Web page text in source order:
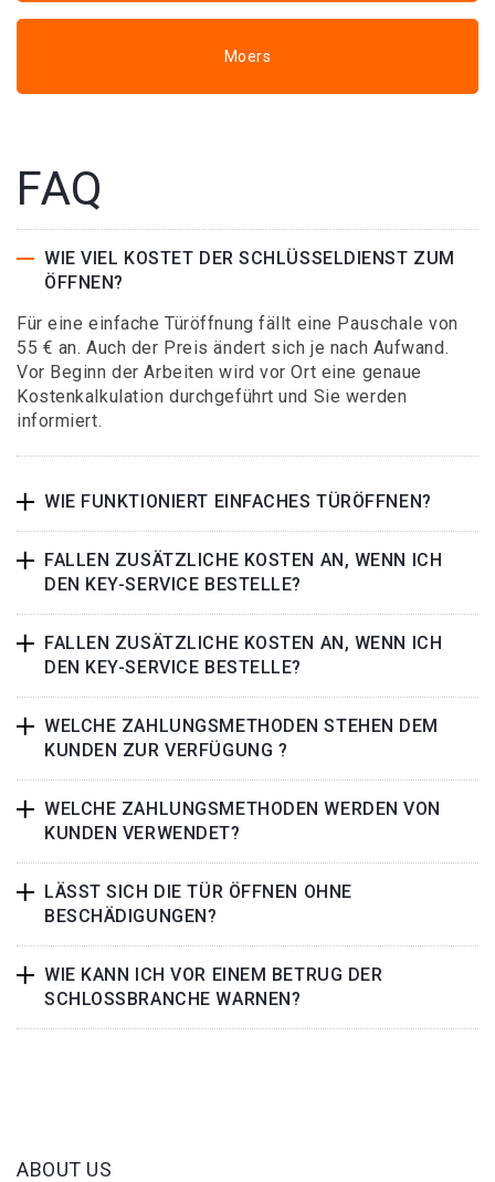
Moers
FAQ
WIE VIEL KOSTET DER SCHLÜSSELDIENST ZUM
ÖFFNEN?
Für eine einfache Türöffnung fällt eine Pauschale von
55 € an. Auch der Preis ändert sich je nach Aufwand.
Vor Beginn der Arbeiten wird vor Ort eine genaue
Kostenkalkulation durchgeführt und Sie werden
informiert.
WIE FUNKTIONIERT EINFACHES TÜRÖFFNEN?
FALLEN ZUSÄTZLICHE KOSTEN AN, WENN ICH
DEN KEY-SERVICE BESTELLE?
FALLEN ZUSÄTZLICHE KOSTEN AN, WENN ICH
DEN KEY-SERVICE BESTELLE?
WELCHE ZAHLUNGSMETHODEN STEHEN DEM
KUNDEN ZUR VERFÜGUNG ?
WELCHE ZAHLUNGSMETHODEN WERDEN VON
KUNDEN VERWENDET?
LÄSST SICH DIE TÜR ÖFFNEN OHNE
BESCHÄDIGUNGEN?
WIE KANN ICH VOR EINEM BETRUG DER
SCHLOSSBRANCHE WARNEN?
ABOUT US